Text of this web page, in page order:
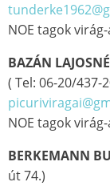
NOE tagok
BAZÁN LAJOSNÉ
( Tel: 06-20/
NOE tagok
BERKEMANN
út 74.)